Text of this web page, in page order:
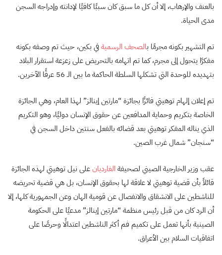
بالعنف والإرهاب، إلا أن كل ما سبق كان سببًا كافيًا لإدانته وإدراجه السجن
مدى الحياة.
تم التشهير بكونه مجرمًا بالصحف الرسميةفي بكين، حيث تم وصفه بكونه
مفكرًا يتحول إلى مجرم، كما تم اتهامه بالتحريض على زعزعة استقرار البلاد
بتهديده للوحدة التي تشكلها السلطة الحاكمة ما بين الـ 56 عرقًا الآخرين.
تم إعلان إلهام توهيتي فائزًا بجائزة “مارتين إينالز” لهذا العام، وهي الجائزة
الخاصة بتكريم وحماية المدافعين عن حقوق الإنسان دوليًا، وهو التكريم
الذي يناله المفكر توهيتي بعد قضائه بالفعل سنتين داخل السجن في
“سنجان” شمال غرب الصين.
عقب وزير الخارجية الصيني لصحيفةالغارديانعلى نيل توهيتي لهذه الجائزة
قائلاً بأن قضية توهيتي لا علاقة لها بحقوق الإنسان، بل هي قضية تحريضه
للناشطين على الانشقاق والانفصال عن قومية الهان وعن الجمهورية كلها، إلا
أن الرد كان من قبل رئيس منظمة “مارتين إينالز” مدعيًا على الحكومة
الصينية بأنها تعمل على تكميم فم أكثر الناشطين اعتدالًا وحرصًا على
اتفاقيات السلام بين الأعراق.